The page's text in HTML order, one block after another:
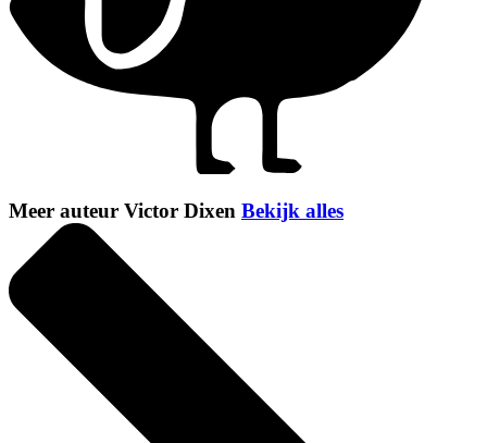
Meer auteur Victor Dixen Bekijk alles